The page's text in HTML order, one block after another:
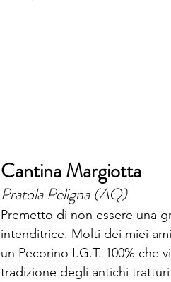
Cantina Margiotta
Pratola Peligna (AQ)
Premetto di non essere una
intenditrice. Molti dei miei
un Pecorino I.G.T. 100% che
tradizione degli antichi